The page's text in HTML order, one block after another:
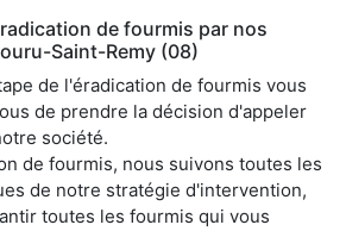
de fourmis par nos
Saint-Remy (08)
de l'éradication de fourmis vous
de prendre la décision d'appeler
société.
de fourmis, nous suivons toutes les
de notre stratégie d'intervention,
toutes les fourmis qui vous